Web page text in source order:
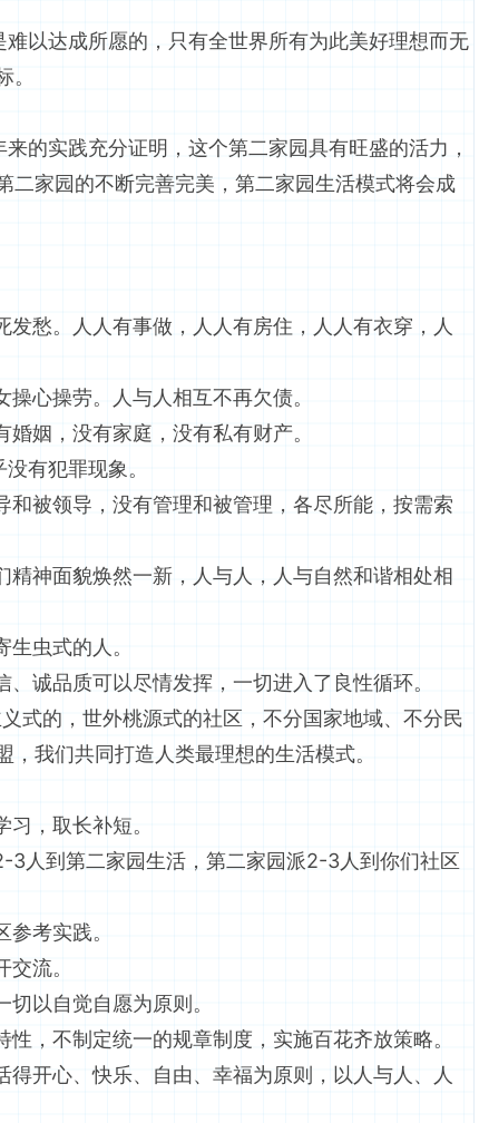
以达成所愿的，只有全世界所有为此美好理想而无
实践充分证明，这个第二家园具有旺盛的活力，
二家园的不断完善完美，第二家园生活模式将会成
。人人有事做，人人有房住，人人有衣穿，人
操劳。人与人相互不再欠债。
，没有家庭，没有私有财产。
犯罪现象。
领导，没有管理和被管理，各尽所能，按需索
面貌焕然一新，人与人，人与自然和谐相处相
虫式的人。
品质可以尽情发挥，一切进入了良性循环。
式的，世外桃源式的社区，不分国家地域、不分民
我们共同打造人类最理想的生活模式。
，取长补短。
第二家园生活，第二家园派2-3人到你们社区
考实践。
流。
自觉自愿为原则。
不制定统一的规章制度，实施百花齐放策略。
心、快乐、自由、幸福为原则，以人与人、人